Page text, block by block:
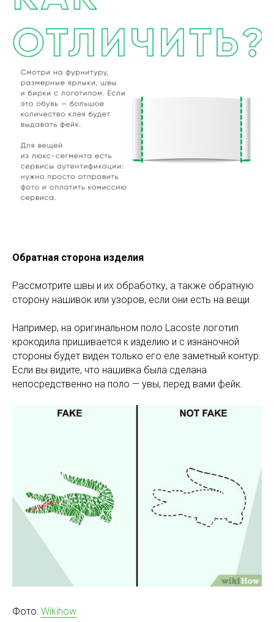
Обратная сторона изделия
Рассмотрите швы и их обработку, а также обратную
сторону нашивок или узоров, если они есть на вещи.
Например, на оригинальном поло Lacoste логотип
крокодила пришивается к изделию и с изнаночной
стороны будет виден только его еле заметный контур.
Если вы видите, что нашивка была сделана
непосредственно на поло — увы, перед вами фейк.
Фото: Wikihow